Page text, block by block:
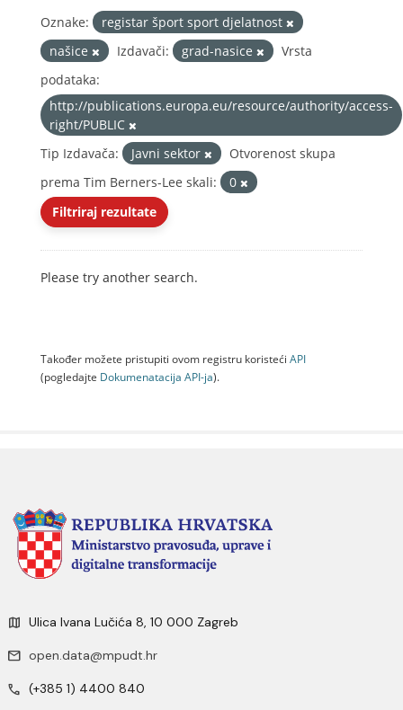
Oznake:
registar šport sport djelatnost
našice
Izdavači: grad-nasice
Vrsta
podataka:
http://publications.europa.eu/resource/authority/access-
right/PUBLIC
Tip Izdavača:
Javni sektor
Otvorenost skupa
prema Tim Berners-Lee skali:
0
Filtriraj rezultate
Please try another search.
Također možete pristupiti ovom registru koristeći API
(pogledajte Dokumenаtаcijа API-jа).